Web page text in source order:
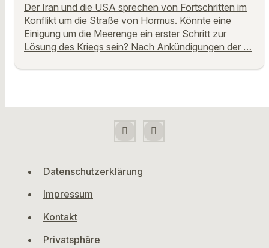
Der Iran und die USA sprechen von Fortschritten im
Konflikt um die Straße von Hormus. Könnte eine
Einigung um die Meerenge ein erster Schritt zur
Lösung des Kriegs sein? Nach Ankündigungen der …
Datenschutzerklärung
Impressum
Kontakt
Privatsphäre